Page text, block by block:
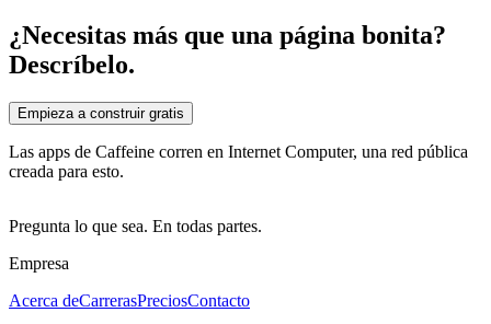
¿Necesitas más que una página bonita?
Descríbelo.
Empieza a construir gratis
Las apps de Caffeine corren en Internet Computer, una red pública
creada para esto.
Pregunta lo que sea. En todas partes.
Empresa
Acerca deCarrerasPreciosContacto